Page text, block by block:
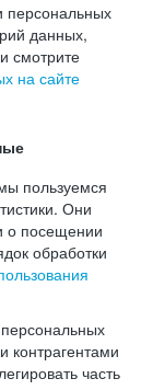
персональных
данных,
смотрите
на сайте
пользуемся
Они
о посещении
обработки
контрагентами
часть